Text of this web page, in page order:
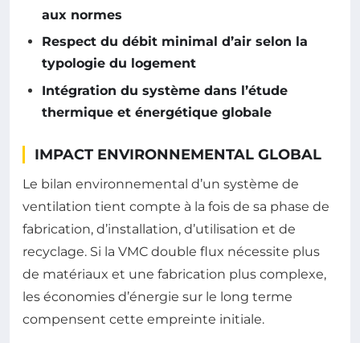
aux normes
Respect du débit minimal d’air selon la
typologie du logement
Intégration du système dans l’étude
thermique et énergétique globale
IMPACT ENVIRONNEMENTAL GLOBAL
Le bilan environnemental d’un système de
ventilation tient compte à la fois de sa phase de
fabrication, d’installation, d’utilisation et de
recyclage. Si la VMC double flux nécessite plus
de matériaux et une fabrication plus complexe,
les économies d’énergie sur le long terme
compensent cette empreinte initiale.